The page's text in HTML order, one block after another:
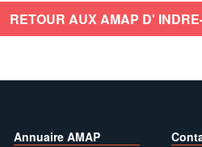
RETOUR AUX AMAP D'
Annuaire AMAP